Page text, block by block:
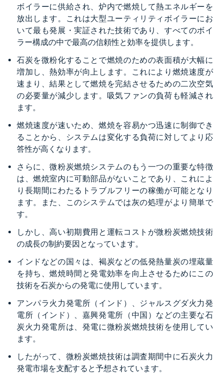
ボイラーに供給され、炉内で燃焼して熱エネルギーを
放出します。これは大型ユーティリティボイラーにお
いて最も発展・実証された技術であり、すべてのボイ
ラー構成の中で最高の信頼性と効率を提供します。
石炭を微粉化することで燃焼のための表面積が大幅に
増加し、熱効率が向上します。これにより燃焼速度が
速まり、結果として燃焼を完結させるための二次空気
の必要量が減少します。吸気ファンの負荷も軽減され
ます。
燃焼速度が速いため、燃焼を容易かつ迅速に制御でき
ることから、システムは変化する負荷に対してより応
答性が高くなります。
さらに、微粉炭燃焼システムのもう一つの重要な特徴
は、燃焼室内に可動部品がないことであり、これによ
り長期間にわたるトラブルフリーの稼働が可能となり
ます。また、このシステムでは灰の処理がより簡単で
す。
しかし、高い初期費用と運転コストが微粉炭燃焼技術
の成長の制約要因となっています。
インドなどの国々は、褐炭などの低発熱量炭の埋蔵量
を持ち、燃焼時間と発電効率を向上させるためにこの
技術を石炭からの発電に使用しています。
アンパラ火力発電所（インド）、ジャルスグダ火力発
電所（インド）、嘉興発電所（中国）などの主要な石
炭火力発電所は、発電に微粉炭燃焼技術を使用してい
ます。
したがって、微粉炭燃焼技術は調査期間中に石炭火力
発電市場を支配すると予想されています。